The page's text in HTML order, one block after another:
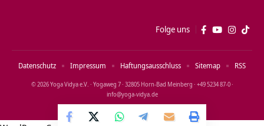
Folge uns
© 2026 Yoga Vidya e.V. · Yogaweg 7 · 32805 Horn‑Bad Meinberg · +49 5234 87‑0 ·
info@yoga‑vidya.de
Datenschutz Impressum Haftungsausschluss Sitemap RSS